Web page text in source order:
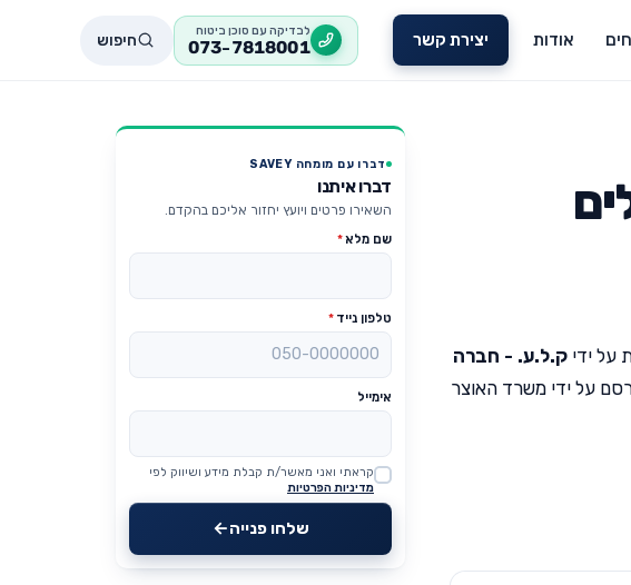
אודות יצירת קשר לבדיקה עם סוכן ביטוח
073-7818001 חיפוש
על ידי ק.ל.ע. - חברה
על ידי משרד האוצר
דברו עם מומחה SAVEY
דברו איתנו
השאירו פרטים ויועץ יחזור אליכם בהקדם.
שם מלא*
טלפון נייד *
אימייל
Website
קראתי ואני מאשר/ת קבלת מידע ושיווק לפי
מדיניות הפרטיות
שלחו פנייה